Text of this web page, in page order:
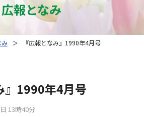
広報となみ
＞ 『広報となみ』1990年4月号
』1990年4月号
13時40分